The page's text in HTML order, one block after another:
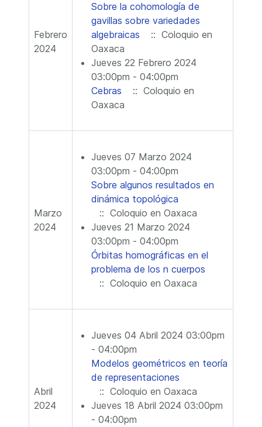
Febrero
2024
Sobre la cohomología de
gavillas sobre variedades
algebraicas
:: Coloquio en
Oaxaca
Jueves 22 Febrero 2024
03:00pm - 04:00pm
Cebras
:: Coloquio en
Oaxaca
Marzo
2024
Jueves 07 Marzo 2024
03:00pm - 04:00pm
Sobre algunos resultados en
dinámica topológica
:: Coloquio en Oaxaca
Jueves 21 Marzo 2024
03:00pm - 04:00pm
Órbitas homográficas en el
problema de los n cuerpos
:: Coloquio en Oaxaca
Abril
2024
Jueves 04 Abril 2024 03:00pm
- 04:00pm
Modelos geométricos en teoría
de representaciones
:: Coloquio en Oaxaca
Jueves 18 Abril 2024 03:00pm
- 04:00pm